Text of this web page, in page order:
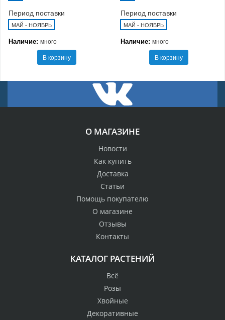
Период поставки
МАЙ - НОЯБРЬ
Наличие: много
В корзину
Период поставки
МАЙ - НОЯБРЬ
Наличие: много
В корзину
О МАГАЗИНЕ
Новости
Как купить
Доставка
Статьи
Помощь покупателю
О магазине
Отзывы
Контакты
КАТАЛОГ РАСТЕНИЙ
Всё
Розы
Хвойные
Декоративные